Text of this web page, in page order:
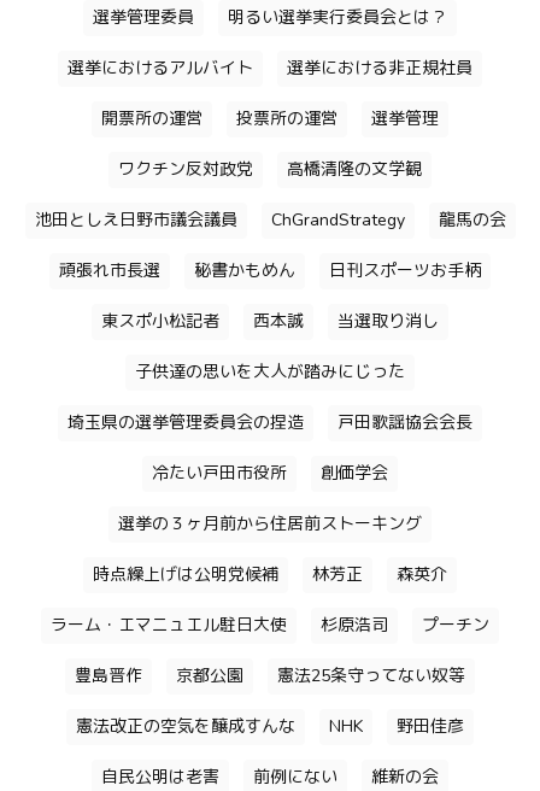
選挙管理委員 明るい選挙実行委員会とは？
選挙におけるアルバイト 選挙における非正規社員
開票所の運営 投票所の運営 選挙管理
ワクチン反対政党 高橋清隆の文学観
池田としえ日野市議会議員 ChGrandStrategy 龍馬の会
頑張れ市長選 秘書かもめん 日刊スポーツお手柄
東スポ小松記者 西本誠 当選取り消し
子供達の思いを大人が踏みにじった
埼玉県の選挙管理委員会の捏造 戸田歌謡協会会長
冷たい戸田市役所 創価学会
選挙の３ヶ月前から住居前ストーキング
時点繰上げは公明党候補 林芳正 森英介
ラーム・エマニュエル駐日大使 杉原浩司 プーチン
豊島晋作 京都公園 憲法25条守ってない奴等
憲法改正の空気を醸成すんな NHK 野田佳彦
自民公明は老害 前例にない 維新の会